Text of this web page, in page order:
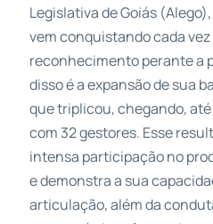
Legislativa de Goiás
vem conquistando cada
reconhecimento perante a
disso é a expansão de sua
que triplicou, chegando,
com 32 gestores. Esse
intensa participação no
e demonstra a sua
articulação, além da